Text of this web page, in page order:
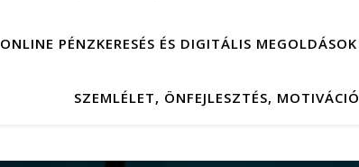
ONLINE PÉNZKERESÉS ÉS DIGITÁLIS MEGOLDÁSOK
SZEMLÉLET, ÖNFEJLESZTÉS, MOTIVÁCIÓ